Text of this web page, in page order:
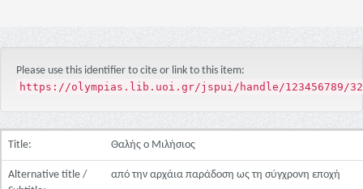
Please use this identifier to cite or link to this item:
https://olympias.lib.uoi.gr/jspui/handle/123456789/
Title: Θαλής ο Μιλήσιος
Alternative title /
από την αρχάια παράδοση ως τη σύγχρονη εποχή